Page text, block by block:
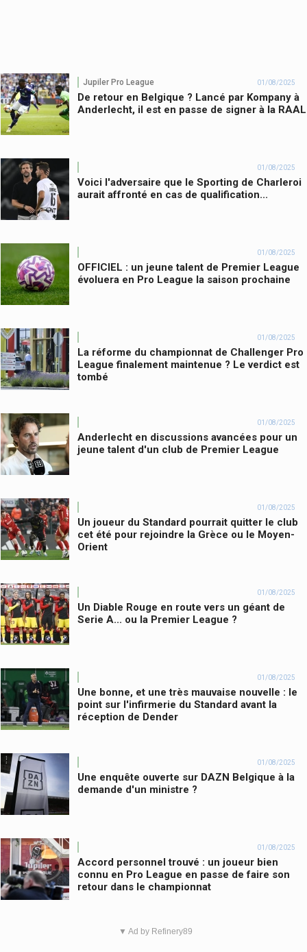
Jupiler Pro League 01/08/2025
De retour en Belgique ? Lancé par Kompany à
Anderlecht, il est en passe de signer à la RAAL
01/08/2025
Voici l'adversaire que le Sporting de Charleroi
aurait affronté en cas de qualification...
01/08/2025
OFFICIEL : un jeune talent de Premier League
évoluera en Pro League la saison prochaine
01/08/2025
La réforme du championnat de Challenger Pro
League finalement maintenue ? Le verdict est
tombé
01/08/2025
Anderlecht en discussions avancées pour un
jeune talent d'un club de Premier League
01/08/2025
Un joueur du Standard pourrait quitter le club
cet été pour rejoindre la Grèce ou le Moyen-
Orient
01/08/2025
Un Diable Rouge en route vers un géant de
Serie A... ou la Premier League ?
01/08/2025
Une bonne, et une très mauvaise nouvelle : le
point sur l'infirmerie du Standard avant la
réception de Dender
01/08/2025
Une enquête ouverte sur DAZN Belgique à la
demande d'un ministre ?
01/08/2025
Accord personnel trouvé : un joueur bien
connu en Pro League en passe de faire son
retour dans le championnat
▼ Ad by Refinery89